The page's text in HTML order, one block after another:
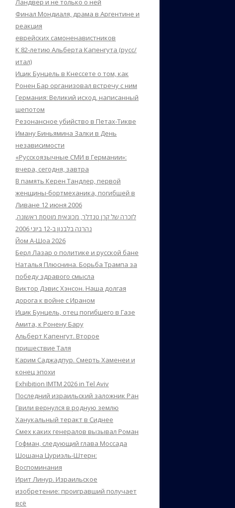
Ландвер и не только о ней
Финал Мондиаля, драма в Аргентине и
реакция
еврейских самоненавистников
К 82-летию Альберта Капенгута (русс/
итал)
Ицик Бунцель в Кнессете о том, как
Ронен Бар организовал встречу с ним
Германия: Великий исход, написанный
шепотом
Резонансное убийство в Петах-Тикве
Иману Биньямина Залки в День
независимости
«Русскоязычные СМИ в Германии»:
вчера, сегодня, завтра
В память Керен Тандлер, первой
женщины-бортмеханика, погибшей в
Ливане 12 июня 2006
לזכרה של קרן טנדלר, מכונאית מוטסת ראשונה,
נהרגה בלבנון ב-12 ביוני 2006
Йом А-Шоа 2026
Берл Лазар о политике и русской бане
Наталья Плюснина. Борьба Трампа за
победу здравого смысла
Виктор Дэвис Хэнсон. Наша долгая
дорога к войне с Ираном
Ицик Бунцель, отец погибшего в Газе
Амита, к Ронену Бару
Альберт Капенгут. Второе
пришествие Таля
Карим Саджадпур. Смерть Хаменеи и
конец эпохи
Exhibition IMTM 2026 in Tel Aviv
Последний израильский заложник Ран
Гвили вернулся в родную землю
Ханукальный теракт в Сиднее
Смех каких генералов вызывал Роман
Гофман, следующий глава Моссада
Шошана Цуриэль-Штерн:
Воспоминания
Ирит Линур. Израильское
изобретение: проигравший получает
всё